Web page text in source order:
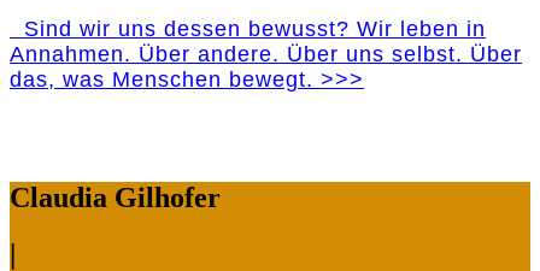
Sind wir uns dessen bewusst? Wir leben in
Annahmen. Über andere. Über uns selbst. Über
das, was Menschen bewegt. >>>
Claudia Gilhofer